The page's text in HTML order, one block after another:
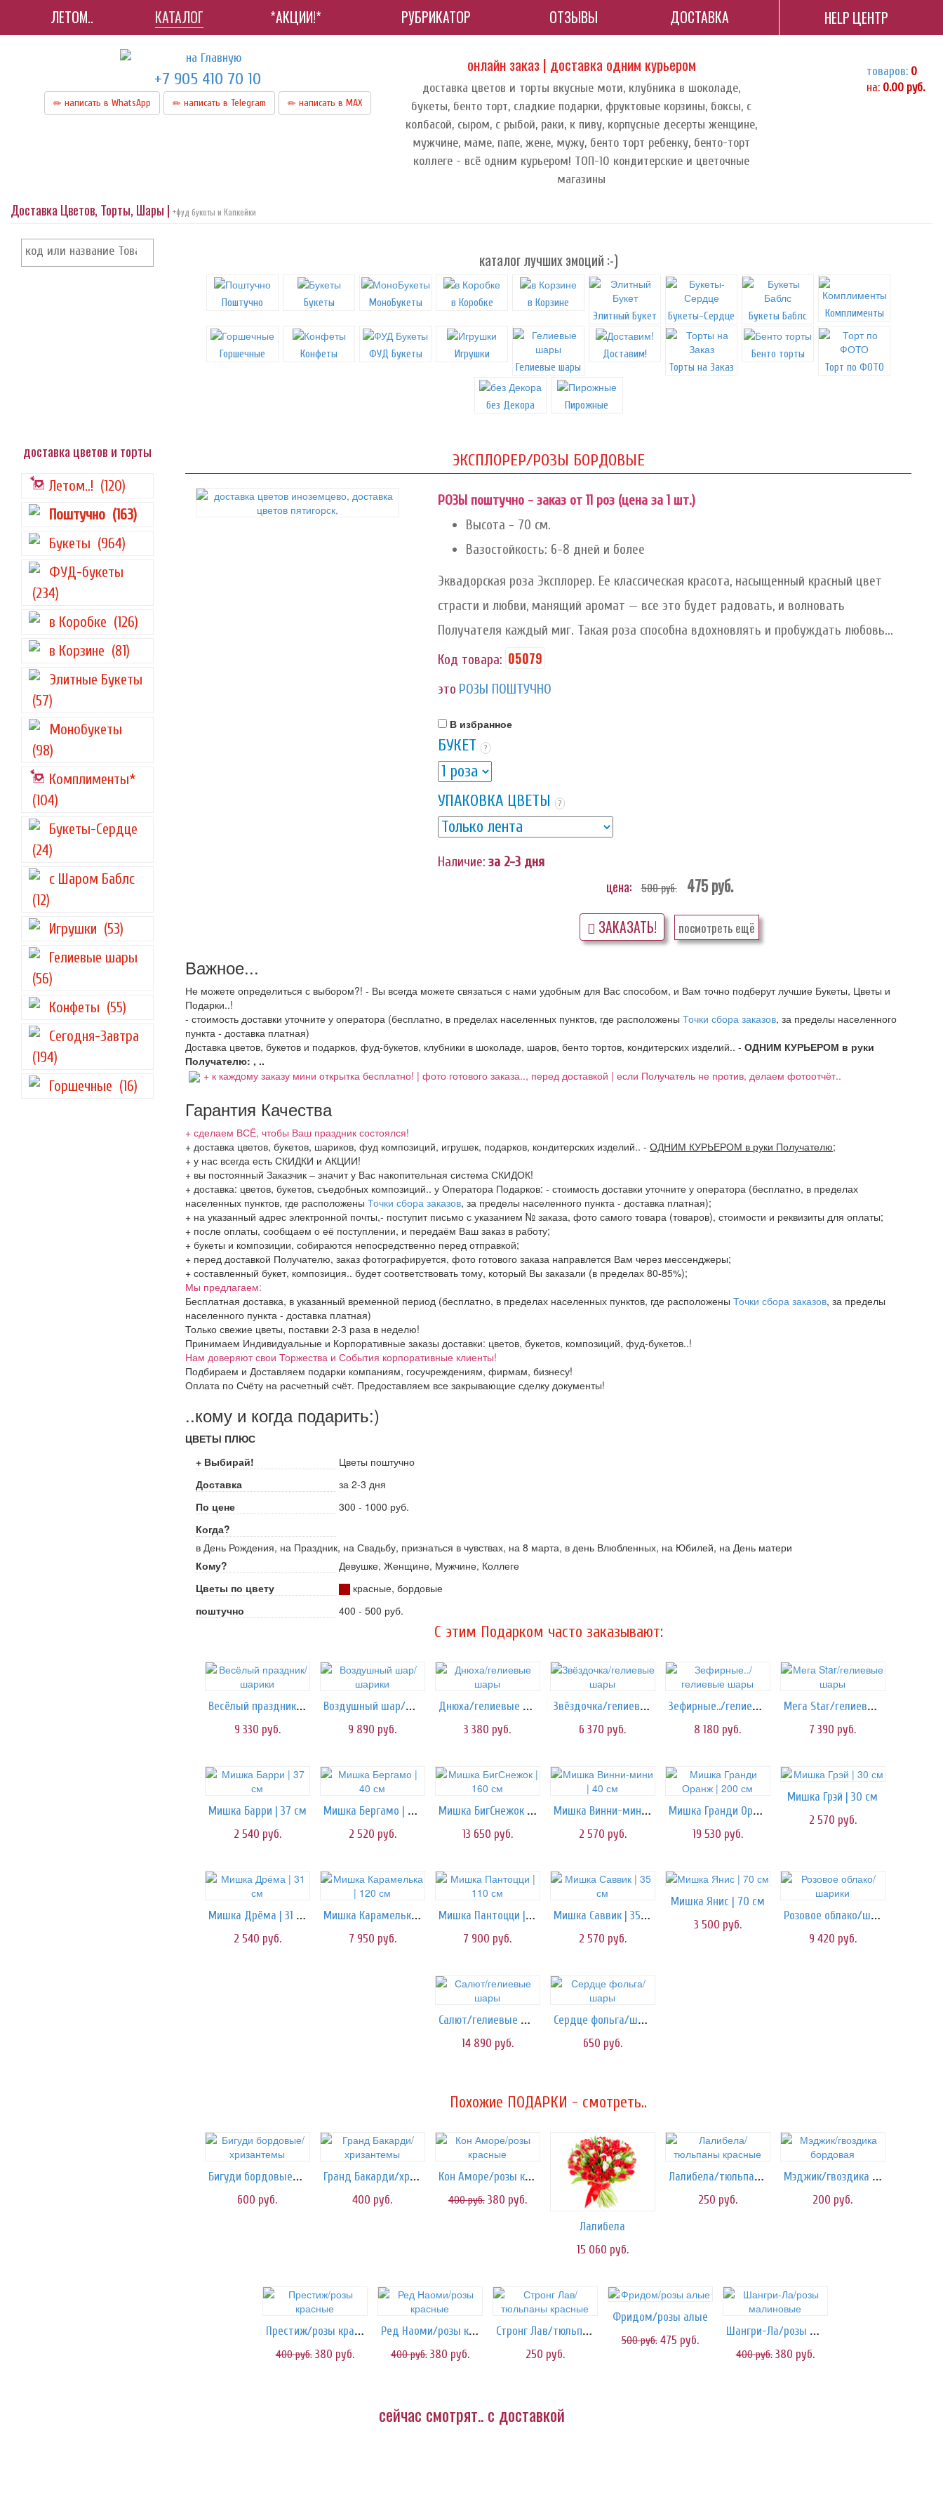
ЛЕТОМ.. КАТАЛОГ *АКЦИИ!* РУБРИКАТОР ОТЗЫВЫ ДОСТАВКА HELP ЦЕНТР
+7 905 410 70 10
написать в WhatsApp написать в Telegram написать в МАХ
онлайн заказ | доставка одним курьером
доставка цветов и торты вкусные моти, клубника в шоколаде,
букеты, бенто торт, сладкие подарки, фруктовые корзины, боксы, с
колбасой, сыром, с рыбой, раки, к пиву, корпусные десерты женщине,
мужчине, маме, папе, жене, мужу, бенто торт ребенку, бенто-торт
коллеге - всё одним курьером! ТОП-10 кондитерские и цветочные
магазины
товаров: 0
на: 0.00 руб.
Доставка Цветов, Торты, Шары | +фуд букеты и Капкейки
каталог лучших эмоций :-)
Поштучно Букеты МоноБукеты в Коробке
в Корзине
Элитный Букет
Букеты-Сердце Букеты Баблс Комплименты
Горшечные Конфеты ФУД Букеты
Игрушки
Гелиевые шары
Доставим!
Торты на Заказ
Бенто торты
Торт по ФОТО
без Декора Пирожные
доставка цветов и торты
Летом..! (120)
Поштучно (163)
Букеты (964)
ФУД-букеты
(234)
в Коробке (126)
в Корзине (81)
Элитные Букеты
(57)
Монобукеты
(98)
Комплименты*
(104)
Букеты-Сердце
(24)
с Шаром Баблс
(12)
Игрушки (53)
Гелиевые шары
(56)
Конфеты (55)
Сегодня-Завтра
(194)
Горшечные (16)
ЭКСПЛОРЕР/РОЗЫ БОРДОВЫЕ
РОЗЫ поштучно - заказ от 11 роз (цена за 1 шт.)
Высота - 70 см.
Вазостойкость: 6-8 дней и более
Эквадорская роза Эксплорер. Ее классическая красота, насыщенный красный цвет
страсти и любви, манящий аромат — все это будет радовать, и волновать
Получателя каждый миг. Такая роза способна вдохновлять и пробуждать любовь...
Код товара: 05079
это РОЗЫ ПОШТУЧНО
В избранное
БУКЕТ ?
УПАКОВКА ЦВЕТЫ ?
Наличие: за 2-3 дня
цена: 500руб. 475руб.
ЗАКАЗАТЬ! посмотреть ещё
Важное...
Не можете определиться с выбором?! - Вы всегда можете связаться с нами удобным для Вас способом, и Вам точно подберут лучшие Букеты, Цветы и
Подарки..!
- стоимость доставки уточните у оператора (бесплатно, в пределах населенных пунктов, где расположены Точки сбора заказов, за пределы населенного
пункта - доставка платная)
Доставка цветов, букетов и подарков, фуд-букетов, клубники в шоколаде, шаров, бенто тортов, кондитерских изделий.. - ОДНИМ КУРЬЕРОМ в руки
Получателю: , ..
+ к каждому заказу мини открытка бесплатно! | фото готового заказа.., перед доставкой | если Получатель не против, делаем фотоотчёт..
Гарантия Качества
+ сделаем ВСЁ, чтобы Ваш праздник состоялся!
+ доставка цветов, букетов, шариков, фуд композиций, игрушек, подарков, кондитерских изделий.. - ОДНИМ КУРЬЕРОМ в руки Получателю;
+ у нас всегда есть СКИДКИ и АКЦИИ!
+ вы постоянный Заказчик – значит у Вас накопительная система СКИДОК!
+ доставка: цветов, букетов, съедобных композиций.. у Оператора Подарков: - стоимость доставки уточните у оператора (бесплатно, в пределах
населенных пунктов, где расположены Точки сбора заказов, за пределы населенного пункта - доставка платная);
+ на указанный адрес электронной почты,- поступит письмо с указанием № заказа, фото самого товара (товаров), стоимости и реквизиты для оплаты;
+ после оплаты, сообщаем о её поступлении, и передаём Ваш заказ в работу;
+ букеты и композиции, собираются непосредственно перед отправкой;
+ перед доставкой Получателю, заказ фотографируется, фото готового заказа направлется Вам через мессенджеры;
+ составленный букет, композиция.. будет соответствовать тому, который Вы заказали (в пределах 80-85%);
Мы предлагаем:
Бесплатная доставка, в указанный временной период (бесплатно, в пределах населенных пунктов, где расположены Точки сбора заказов, за пределы
населенного пункта - доставка платная)
Только свежие цветы, поставки 2-3 раза в неделю!
Принимаем Индивидуальные и Корпоративные заказы доставки: цветов, букетов, композиций, фуд-букетов..!
Нам доверяют свои Торжества и События корпоративные клиенты!
Подбираем и Доставляем подарки компаниям, госучреждениям, фирмам, бизнесу!
Оплата по Счёту на расчетный счёт. Предоставляем все закрывающие сделку документы!
..кому и когда подарить:)
ЦВЕТЫ ПЛЮС
+ Выбирай!
Цветы поштучно
Доставка
за 2-3 дня
По цене
300 - 1000 руб.
Когда?
в День Рождения, на Праздник, на Свадьбу, признаться в чувствах, на 8 марта, в день Влюбленных, на Юбилей, на День матери
Кому?
Девушке, Женщине, Мужчине, Коллеге
Цветы по цвету
красные, бордовые
поштучно
400 - 500 руб.
C этим Подарком часто заказывают:
Весёлый праздник/шарики
9 330 руб.
Воздушный шар/шарики
9 890 руб.
Днюха/гелиевые шары
3 380 руб.
Звёздочка/гелиевые шары
6 370 руб.
Зефирные../гелиевые шары
8 180 руб.
Мега Star/гелиевые шары
7 390 руб.
Мишка Барри | 37 см
2 540 руб.
Мишка Бергамо | 40 см
2 520 руб.
Мишка БигСнежок | 160 см
13 650 руб.
Мишка Винни-мини | 40 см
2 570 руб.
Мишка Гранди Оранж | 200 см
19 530 руб.
Мишка Грэй | 30 см
2 570 руб.
Мишка Дрёма | 31 см
2 540 руб.
Мишка Карамелька | 120 см
7 950 руб.
Мишка Пантоцци | 110 см
7 900 руб.
Мишка Саввик | 35 см
2 570 руб.
Мишка Янис | 70 см
3 500 руб.
Розовое облако/шарики
9 420 руб.
Салют/гелиевые шары
14 890 руб.
Сердце фольга/шары
650 руб.
Похожие ПОДАРКИ - смотреть..
Бигуди бордовые/хризантемы
600 руб.
Гранд Бакарди/хризантемы
400 руб.
Кон Аморе/розы красные
400руб. 380 руб.
Лалибела
15 060 руб.
Лалибела/тюльпаны красные
250 руб.
Мэджик/гвоздика бордовая
200 руб.
Престиж/розы красные
400руб. 380 руб.
Ред Наоми/розы красные
400руб. 380 руб.
Стронг Лав/тюльпаны красные
250 руб.
Фридом/розы алые
500руб. 475 руб.
Шангри-Ла/розы малиновые
400руб. 380 руб.
сейчас смотрят.. с доставкой